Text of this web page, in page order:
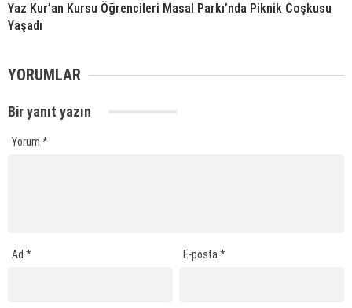
Yaz Kur’an Kursu Öğrencileri Masal Parkı’nda Piknik Coşkusu
Yaşadı
YORUMLAR
Bir yanıt yazın
Yorum *
Ad * E-posta*